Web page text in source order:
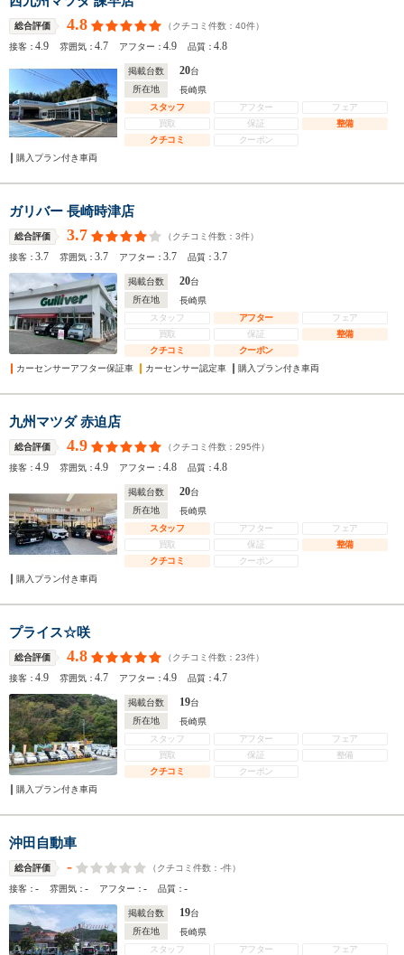
総合評価 4.8 （クチコミ件数： 40件）
接客：4.9 雰囲気：4.7 アフター：4.9 品質：4.8
掲載台数 20台
所在地
長崎県
スタッフ
アフター
フェア
買取
保証
整備
クチコミ
クーポン
購入プラン付き車両
ガリバー 長崎時津店
総合評価 3.7 （クチコミ件数： 3件）
接客：3.7 雰囲気：3.7 アフター：3.7 品質：3.7
掲載台数 20台
所在地
長崎県
スタッフ
アフター
フェア
買取
保証
整備
クチコミ
クーポン
カーセンサーアフター保証車
カーセンサー認定車 購入プラン付き車両
九州マツダ 赤迫店
総合評価 4.9 （クチコミ件数： 295件）
接客：4.9 雰囲気：4.9 アフター：4.8 品質：4.8
掲載台数 20台
所在地
長崎県
スタッフ
アフター
フェア
買取
保証
整備
クチコミ
クーポン
購入プラン付き車両
プライス☆咲
総合評価 4.8 （クチコミ件数： 23件）
接客：4.9 雰囲気：4.7 アフター：4.9 品質：4.7
掲載台数 19台
所在地
長崎県
スタッフ
アフター
フェア
買取
保証
整備
クチコミ
クーポン
購入プラン付き車両
沖田自動車
総合評価 - （クチコミ件数： -件）
接客：- 雰囲気：- アフター：- 品質：-
掲載台数 19台
所在地
長崎県
スタッフ
アフター
フェア